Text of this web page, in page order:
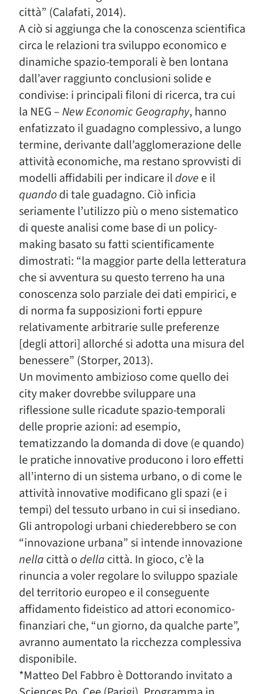
città” (Calafati, 2014).
A ciò si aggiunga che la conoscenza scientifica
circa le relazioni tra sviluppo economico e
dinamiche spazio-temporali è ben lontana
dall’aver raggiunto conclusioni solide e
condivise: i principali filoni di ricerca, tra cui
la NEG –New Economic Geography, hanno
enfatizzato il guadagno complessivo, a lungo
termine, derivante dall’agglomerazione delle
attività economiche, ma restano sprovvisti di
modelli affidabili per indicare ildove e il
quandodi tale guadagno. Ciò inficia
seriamente l’utilizzo più o meno sistematico
di queste analisi come base di un policy-
making basato su fatti scientificamente
dimostrati: “la maggior parte della letteratura
che si avventura su questo terreno ha una
conoscenza solo parziale dei dati empirici, e
di norma fa supposizioni forti eppure
relativamente arbitrarie sulle preferenze
[degli attori] allorché si adotta una misura del
benessere” (Storper, 2013).
Un movimento ambizioso come quello dei
city maker dovrebbe sviluppare una
riflessione sulle ricadute spazio-temporali
delle proprie azioni: ad esempio,
tematizzando la domanda di dove (e quando)
le pratiche innovative producono i loro effetti
all’interno di un sistema urbano, o di come le
attività innovative modificano gli spazi (e i
tempi) del tessuto urbano in cui si insediano.
Gli antropologi urbani chiederebbero se con
“innovazione urbana” si intende innovazione
nella città odella città. In gioco, c’è la
rinuncia a voler regolare lo sviluppo spaziale
del territorio europeo e il conseguente
affidamento fideistico ad attori economico-
finanziari che, “un giorno, da qualche parte”,
avranno aumentato la ricchezza complessiva
disponibile.
*Matteo Del Fabbro è Dottorando invitato a